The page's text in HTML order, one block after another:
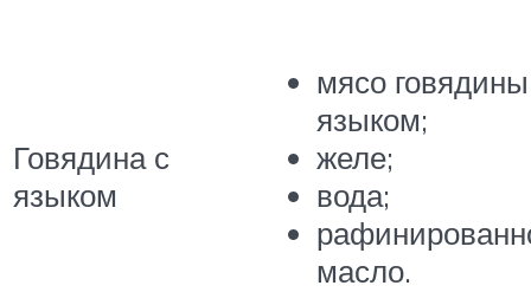
Говядина с
языком
мясо
языком;
желе;
вода;
масло.